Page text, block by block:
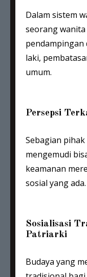
Dalam sistem
seorang
laki,
umum.
Persepsi
Sebagian
mengemudi
keamanan
sosial yang ada.
Sosialisasi
Patriarki
Budaya yang